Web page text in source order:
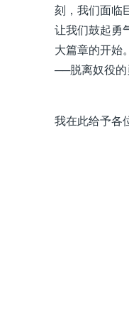
刻，我们面临
让我们鼓起勇
大篇章的开始
──脱离奴役的
我在此给予各